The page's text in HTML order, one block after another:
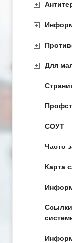
Для
СОУТ
Часто
Карта